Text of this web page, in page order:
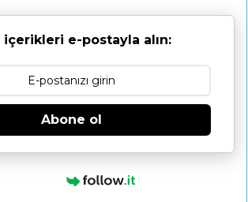
içerikleri e-postayla alın:
Abone ol